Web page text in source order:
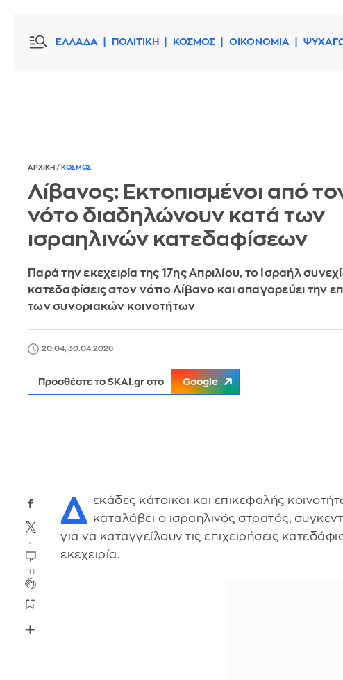
ΕΛΛΑΔΑ ΠΟΛΙΤΙΚΗ ΚΟΣΜΟΣ ΟΙΚΟΝΟΜΙΑ
ΑΡΧΙΚΗ / ΚΟΣΜΟΣ
Λίβανος: Εκτοπισμένοι από
νότο διαδηλώνουν κατά των
ισραηλινών κατεδαφίσεων
Παρά την εκεχειρία της 17ης Απριλίου, το Ισραήλ
κατεδαφίσεις στον νότιο Λίβανο και απαγορεύει την
των συνοριακών κοινοτήτων
20:04, 30.04.2026
Προσθέστε το SKAI.gr στο Google
1
10
Δ εκάδες κάτοικοι και επικεφαλής
καταλάβει ο ισραηλινός στρατός,
για να καταγγείλουν τις επιχειρήσεις
εκεχειρία.